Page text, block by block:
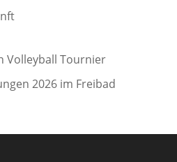
Volleyball Tournier
2026 im Freibad